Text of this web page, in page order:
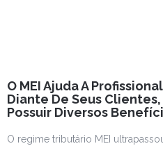
O MEI Ajuda A
Diante De Seus Clientes,
Possuir Diversos
O regime tributário MEI